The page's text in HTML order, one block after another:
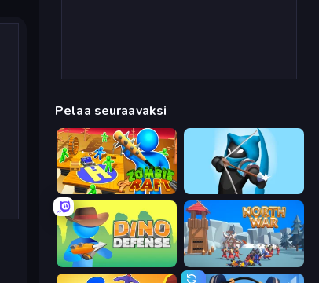
Pelaa seuraavaksi
Zombie Raft
Dino Defense North War